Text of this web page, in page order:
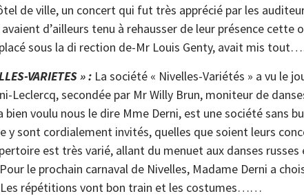
de ville, un concert qui fut très apprécié par les
d’ailleurs tenu à rehausser de leur présence cette
placé sous la di rection de-Mr Louis Genty, avait mis
VARIETES » : La société « Nivelles-Variétés » a vu le
Leclercq, secondée par Mr Willy Brun, moniteur de
bien voulu nous le dire Mme Derni, est une société sans
y sont cordialement invités, quelles que soient leurs
est très varié, allant du menuet aux danses russes
le prochain carnaval de Nivelles, Madame Derni a
Les répétitions vont bon train et les costumes……